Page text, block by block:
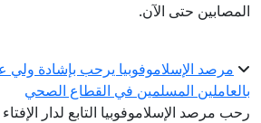
المصابين حتى الآن.
مرصد الإسلاموفوبيا يرحب بإشادة ولي
بالعاملين المسلمين في القطاع الصحي
رحب مرصد الإسلاموفوبيا التابع لدار